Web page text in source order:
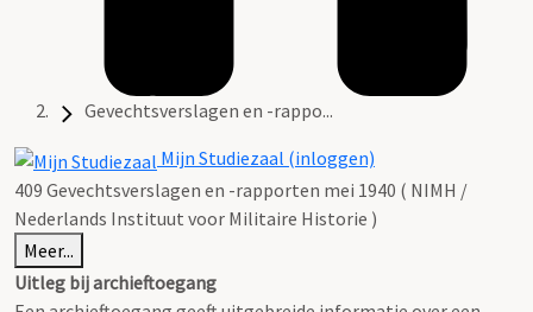
Gevechtsverslagen en -rappo...
Mijn Studiezaal (inloggen)
409 Gevechtsverslagen en -rapporten mei 1940 ( NIMH /
Nederlands Instituut voor Militaire Historie )
Meer...
Uitleg bij archieftoegang